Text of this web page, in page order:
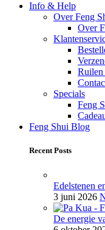
Info & Help
Over Feng
Over
Ruilen
Specials
Feng
Feng Shui Blog
Recent Posts
Edelstenen
3 juni 2026
De energie